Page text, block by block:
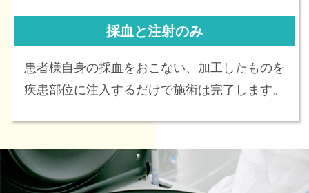
採血と注射のみ
患者様自身の採血をおこない、加工したものを
疾患部位に注入するだけで施術は完了します。